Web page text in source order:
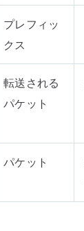
プレフィッ
クス
転送される
パケット
パケット